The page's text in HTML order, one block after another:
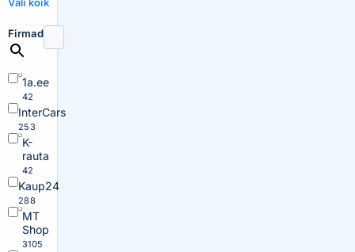
Firmad
1a.ee
42
InterCars
253
K-
rauta
42
Kaup24
288
MT
Shop
3105